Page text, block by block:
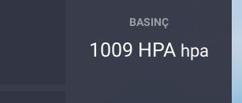
BASINÇ
1009 HPA hpa